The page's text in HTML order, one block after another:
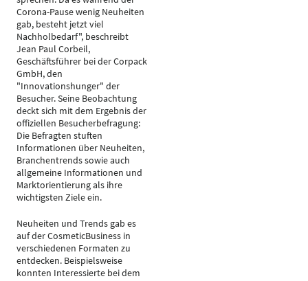
Corona-Pause wenig Neuheiten
gab, besteht jetzt viel
Nachholbedarf", beschreibt
Jean Paul Corbeil,
Geschäftsführer bei der Corpack
GmbH, den
"Innovationshunger" der
Besucher. Seine Beobachtung
deckt sich mit dem Ergebnis der
offiziellen Besucherbefragung:
Die Befragten stuften
Informationen über Neuheiten,
Branchentrends sowie auch
allgemeine Informationen und
Marktorientierung als ihre
wichtigsten Ziele ein.
Neuheiten und Trends gab es
auf der CosmeticBusiness in
verschiedenen Formaten zu
entdecken. Beispielsweise
konnten Interessierte bei dem